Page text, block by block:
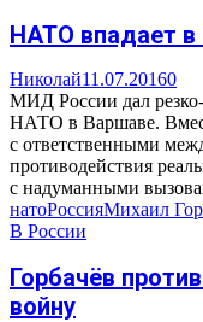
НАТО впадает в
Николай11.07.20160
МИД России дал
НАТО в Варшаве.
с ответственными
противодействия
с надуманными
натоРоссияМихаил
В России
Горбачёв
войну